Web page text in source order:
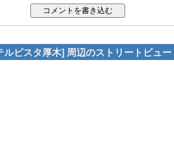
ルビスタ厚木] 周辺のストリートビュー